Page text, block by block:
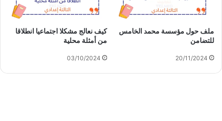
ملف حول مؤسسة محمد الخامس
للتضامن
20/11/2024
كيف نعالج مشكلا اجتماعيا انطلاقا
من أمثلة محلية
03/10/2024